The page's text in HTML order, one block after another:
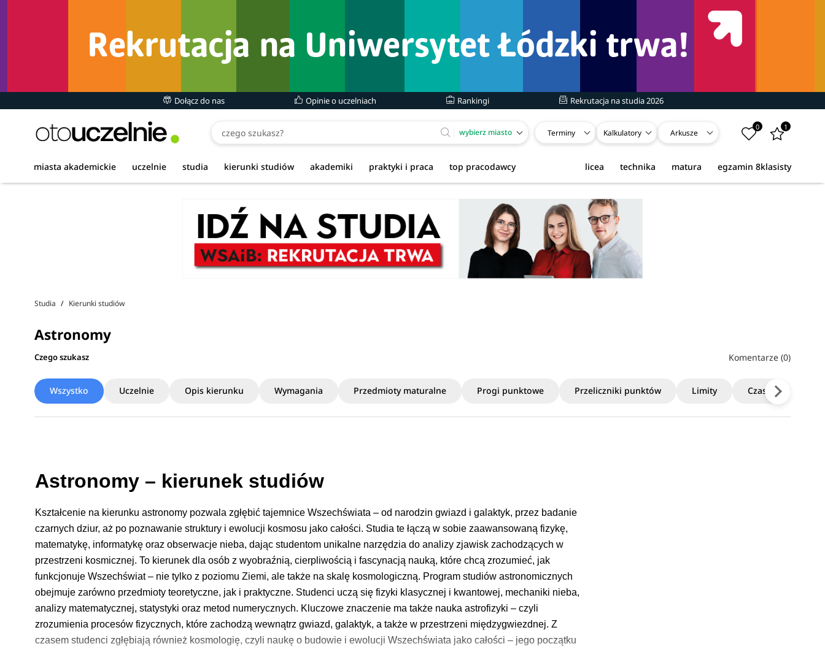
Dołącz do nas Opinie o uczelniach Rankingi Rekrutacja na studia 2026
wybierz miasto Terminy Kalkulatory Arkusze
0 1
miasta akademickie uczelnie studia kierunki studiów akademiki praktyki i praca top pracodawcy egzamin 8klasisty
matura
technika
licea
Studia Kierunki studiów
Astronomy
Czego szukasz Komentarze (0)
Wszystko Uczelnie Opis kierunku Wymagania Przedmioty maturalne Progi punktowe Przeliczniki punktów Limity Czas trwania
Astronomy – kierunek studiów
Kształcenie na kierunku astronomy pozwala zgłębić tajemnice Wszechświata – od narodzin gwiazd i galaktyk, przez badanie
czarnych dziur, aż po poznawanie struktury i ewolucji kosmosu jako całości. Studia te łączą w sobie zaawansowaną fizykę,
matematykę, informatykę oraz obserwacje nieba, dając studentom unikalne narzędzia do analizy zjawisk zachodzących w
przestrzeni kosmicznej. To kierunek dla osób z wyobraźnią, cierpliwością i fascynacją nauką, które chcą zrozumieć, jak
funkcjonuje Wszechświat – nie tylko z poziomu Ziemi, ale także na skalę kosmologiczną. Program studiów astronomicznych
obejmuje zarówno przedmioty teoretyczne, jak i praktyczne. Studenci uczą się fizyki klasycznej i kwantowej, mechaniki nieba,
analizy matematycznej, statystyki oraz metod numerycznych. Kluczowe znaczenie ma także nauka astrofizyki – czyli
zrozumienia procesów fizycznych, które zachodzą wewnątrz gwiazd, galaktyk, a także w przestrzeni międzygwiezdnej. Z
czasem studenci zgłębiają również kosmologię, czyli naukę o budowie i ewolucji Wszechświata jako całości – jego początku